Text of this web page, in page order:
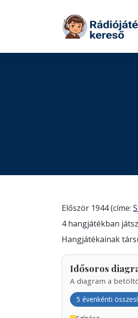
Tovább a tartalomhoz
Először 1944 (címe:
4 hangjátékban
Hangjátékainak
Idősoros
A diagram a
5 évenkénti